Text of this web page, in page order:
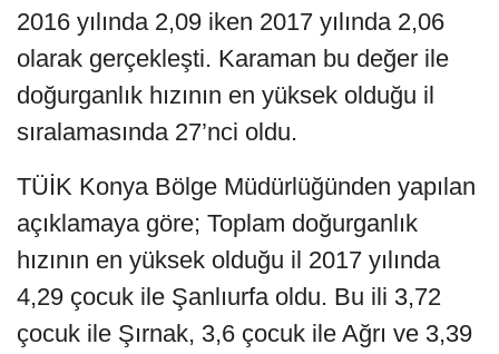
2016 yılında 2,09 iken 2017 yılında 2,06
olarak gerçekleşti. Karaman bu değer ile
doğurganlık hızının en yüksek olduğu il
sıralamasında 27’nci oldu.
TÜİK Konya Bölge Müdürlüğünden yapılan
açıklamaya göre; Toplam doğurganlık
hızının en yüksek olduğu il 2017 yılında
4,29 çocuk ile Şanlıurfa oldu. Bu ili 3,72
çocuk ile Şırnak, 3,6 çocuk ile Ağrı ve 3,39